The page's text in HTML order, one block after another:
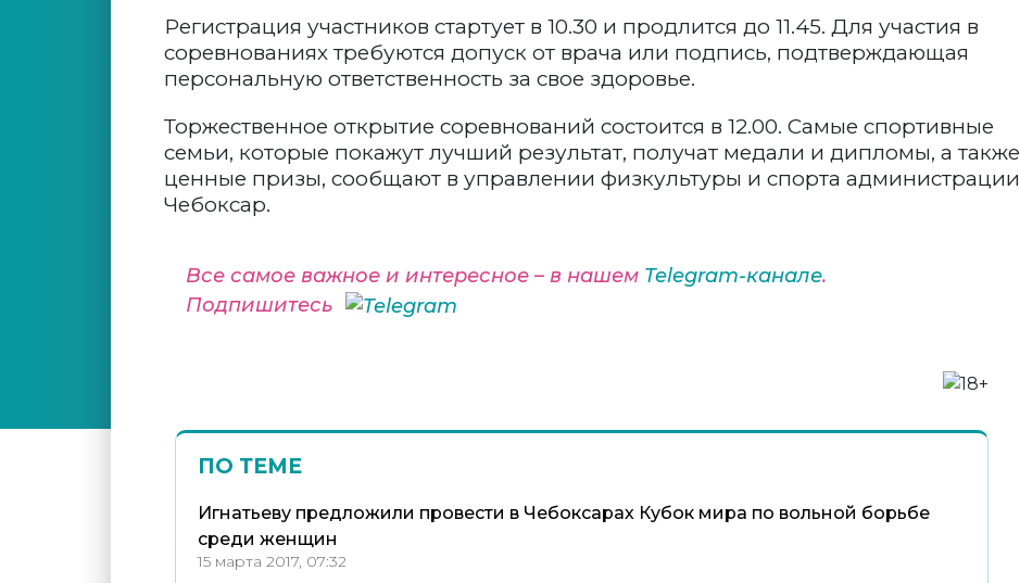
Регистрация участников стартует в 10.30 и продлится до 11.45. Для участия в
соревнованиях требуются допуск от врача или подпись, подтверждающая
персональную ответственность за свое здоровье.
Торжественное открытие соревнований состоится в 12.00. Самые спортивные
семьи, которые покажут лучший результат, получат медали и дипломы, а также
ценные призы, сообщают в управлении физкультуры и спорта администрации
Чебоксар.
Все самое важное и интересное – в нашем Telegram-канале.
Подпишитесь
ПО ТЕМЕ
Игнатьеву предложили провести в Чебоксарах Кубок мира по вольной борьбе
среди женщин
15 марта 2017, 07:32